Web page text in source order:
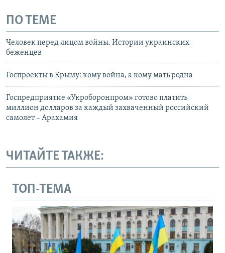
ПО ТЕМЕ
Человек перед лицом войны. Истории украинских
беженцев
Госпроекты в Крыму: кому война, а кому мать родна
Госпредприятие «Укроборонпром» готово платить
миллион долларов за каждый захваченный российский
самолет – Арахамия
ЧИТАЙТЕ ТАКЖЕ:
ТОП-ТЕМА